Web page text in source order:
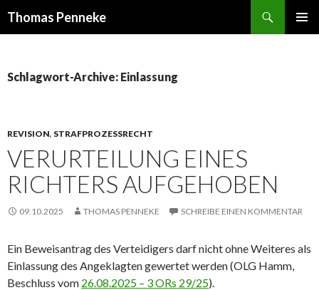
Thomas Penneke
Schlagwort-Archive: Einlassung
REVISION, STRAFPROZESSRECHT
VERURTEILUNG EINES
RICHTERS AUFGEHOBEN
09.10.2025 THOMAS PENNEKE SCHREIBE EINEN KOMMENTAR
Ein Beweis­antrag des Verteidigers darf nicht ohne Weiteres als
Einlassung des Angeklagten gewertet werden (OLG Hamm,
Beschluss vom 26.08.2025 – 3 ORs 29/25).